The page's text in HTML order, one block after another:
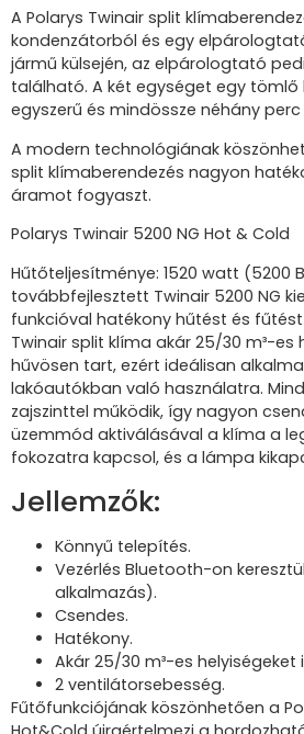
A Polarys Twinair split
kondenzátorból és egy
jármű külsején, az elpárologtató
található. A két egységet egy tömlő
egyszerű és mindössze néhány
A modern technológiának
split klímaberendezés nagyon
áramot fogyaszt.
Polarys Twinair 5200 NG Hot & Cold
Hűtőteljesítménye: 1520 watt (5200
továbbfejlesztett Twinair 5200 NG
funkcióval hatékony hűtést és
Twinair split klíma akár 25/30 m³-es
hűvösen tart, ezért ideálisan
lakóautókban való használatra.
zajszinttel működik, így nagyon
üzemmód aktiválásával a klíma a
fokozatra kapcsol, és a lámpa
Jellemzők:
Könnyű telepítés.
Vezérlés Bluetooth-on
alkalmazás).
Csendes.
Hatékony.
Akár 25/30 m³-es helyiségeket
2 ventilátorsebesség.
Fűtőfunkciójának köszönhetően a